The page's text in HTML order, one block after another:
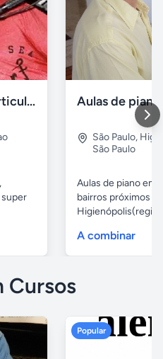
Aulas violão / guit / particular
São Paulo,
São Paulo
Aulas de piano em
bairros próximos
A combinar
Cursos
Popular